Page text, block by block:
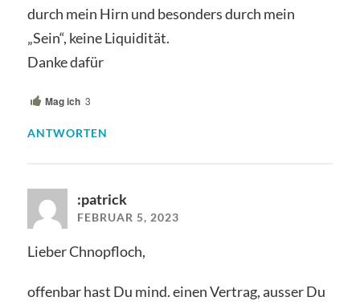
durch mein Hirn und besonders durch mein
„Sein“, keine Liquidität.
Danke dafür
Mag ich 3
ANTWORTEN
:patrick
FEBRUAR 5, 2023
Lieber Chnopfloch,
offenbar hast Du mind. einen Vertrag, ausser Du